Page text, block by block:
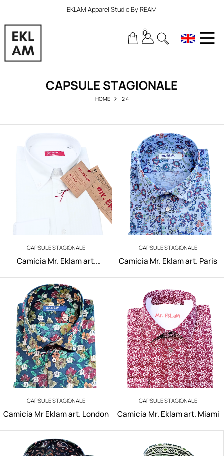
EKLAM Apparel Studio By REAM
0
CAPSULE STAGIONALE
HOME 2 4
CAPSULE STAGIONALE
Camicia Mr. Eklam art.
CAPSULE STAGIONALE
Camicia Mr. Eklam art. Paris
CAPSULE STAGIONALE
Camicia Mr Eklam art. London
CAPSULE STAGIONALE
Camicia Mr. Eklam art. Miami